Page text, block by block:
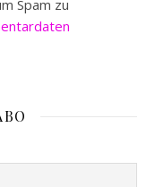
Spam zu